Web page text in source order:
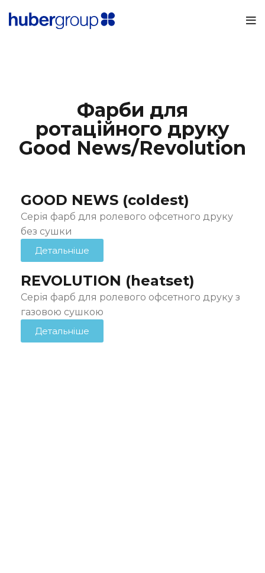
Фарби для
ротаційного друку
Good News/Revolution
GOOD NEWS (coldest)
Серія фарб для ролевого офсетного друку
без сушки
Детальніше
REVOLUTION (heatset)
Серія фарб для ролевого офсетного друку з
газовою сушкою
Детальніше